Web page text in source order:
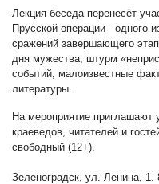
Лекция-беседа перенесёт
Прусской операции - одного
сражений завершающего
дня мужества, штурм
событий, малоизвестные
литературы.
На мероприятие приглашают
краеведов, читателей и
свободный (12+).
Зеленоградск, ул. Ленина, 1.